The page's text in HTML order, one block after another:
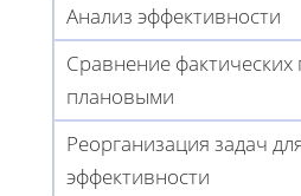
Анализ эффективности
Сравнение фактических
плановыми
Реорганизация задач
эффективности